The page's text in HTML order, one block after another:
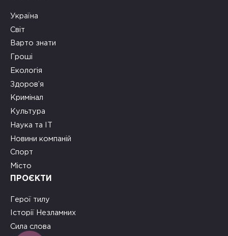
Україна
Світ
Варто знати
Гроші
Екологія
Здоров’я
Кримінал
Культура
Наука та ІТ
Новини компаній
Спорт
Місто
ПРОЄКТИ
Герої тилу
Історії Незламних
Сила слова